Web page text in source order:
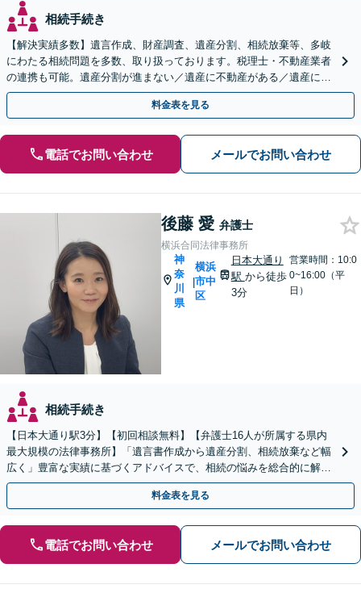
相続手続き
【解決実績多数】遺言作成、財産調査、遺産分割、相続放棄等、多岐
にわたる相続問題を多数、取り扱っております。税理士・不動産業者
の連携も可能。遺産分割が進まない／遺産に不動産がある／遺産に負
債がある（限定承認）等、相続のご相談はお任せください。
料金表を見る
電話でお問い合わせ メールでお問い合わせ
後藤 愛 弁護士
横浜合同法律事務所
神
奈
川
県
|
横浜
市中
区
日本大通り
駅 から徒歩
3分
営業時間：10:0
0~16:00（平
日）
相続手続き
【日本大通り駅3分】【初回相談無料】【弁護士16人が所属する県内
最大規模の法律事務所】「遺言書作成から遺産分割、相続放棄など幅
広く」豊富な実績に基づくアドバイスで、相続の悩みを総合的に解決
へ導く「相続登記義務化に対応」【WEB面談対応】
料金表を見る
電話でお問い合わせ メールでお問い合わせ